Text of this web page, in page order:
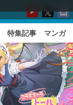
特集記事 マンガ